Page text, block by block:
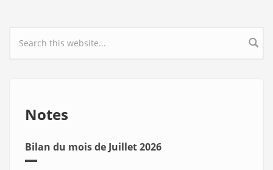
Search form
Notes
Bilan du mois de Juillet 2026